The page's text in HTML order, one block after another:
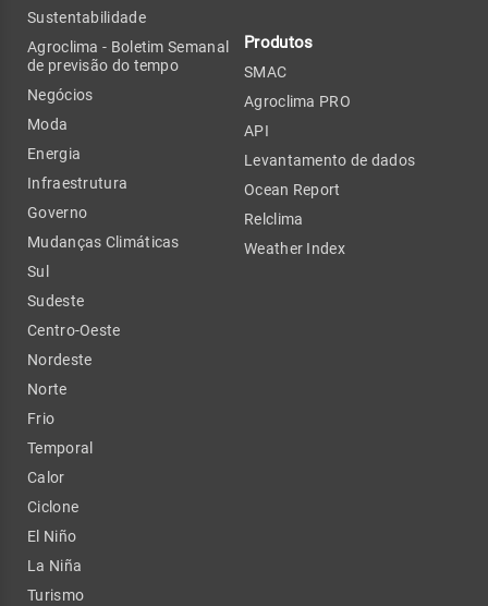
Sustentabilidade
Agroclima - Boletim Semanal
de previsão do tempo
Negócios
Moda
Energia
Infraestrutura
Governo
Mudanças Climáticas
Sul
Sudeste
Centro-Oeste
Nordeste
Norte
Frio
Temporal
Calor
Ciclone
El Niño
La Niña
Turismo
Produtos
SMAC
Agroclima PRO
API
Levantamento de dados
Ocean Report
Relclima
Weather Index